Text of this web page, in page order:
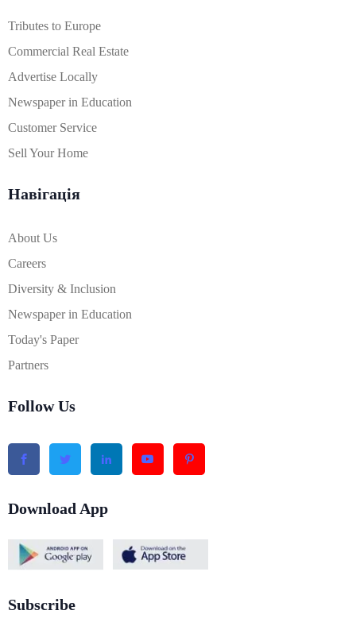
Tributes to Europe
Commercial Real Estate
Advertise Locally
Newspaper in Education
Customer Service
Sell Your Home
Навігація
About Us
Careers
Diversity & Inclusion
Newspaper in Education
Today's Paper
Partners
Follow Us
Download App
Subscribe